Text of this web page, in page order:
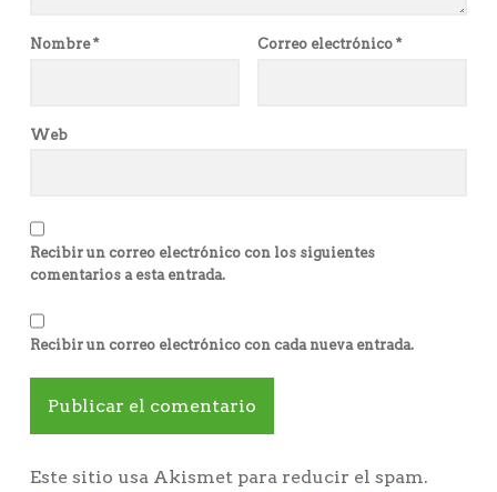
Nombre* Correo electrónico *
Web
Recibir un correo electrónico con los siguientes
comentarios a esta entrada.
Recibir un correo electrónico con cada nueva entrada.
Este sitio usa Akismet para reducir el spam.